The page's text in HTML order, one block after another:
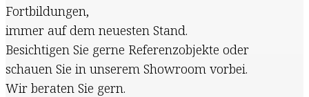
Fortbildungen,
immer auf dem neuesten Stand.
Besichtigen Sie gerne Referenzobjekte oder
schauen Sie in unserem Showroom vorbei.
Wir beraten Sie gern.